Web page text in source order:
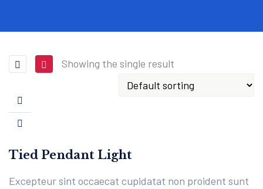
Showing the single result
Tied Pendant Light
Excepteur sint occaecat cupidatat non proident sunt